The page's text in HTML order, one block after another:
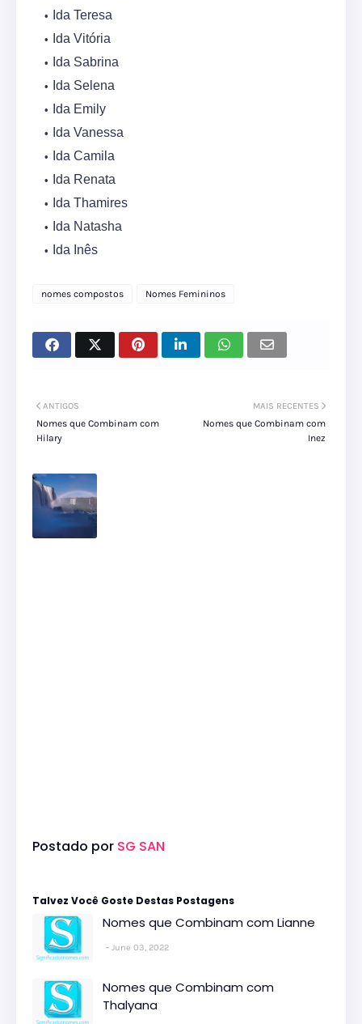
Ida Teresa
Ida Vitória
Ida Sabrina
Ida Selena
Ida Emily
Ida Vanessa
Ida Camila
Ida Renata
Ida Thamires
Ida Natasha
Ida Inês
nomes compostos Nomes Femininos
MAIS RECENTES
Nomes que Combinam com
Inez
ANTIGOS
Nomes que Combinam com
Hilary
Postado por SG SAN
Talvez Você Goste Destas Postagens
Nomes que Combinam com Lianne
June 03, 2022
Nomes que Combinam com
Thalyana